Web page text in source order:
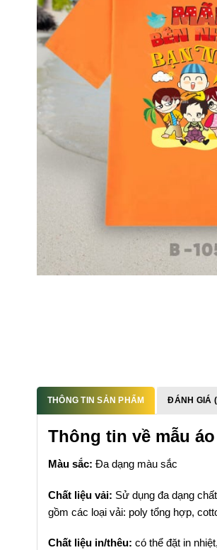
THÔNG TIN SẢN PHẨM ĐÁNH GIÁ
Thông tin về mẫu
Màu sắc: Đa dạng màu sắc
Chất liệu vải: Sử dụng đa dạng
gồm các loại vải: poly tổng hợp,
Chất liệu in/thêu: có thể đặt in